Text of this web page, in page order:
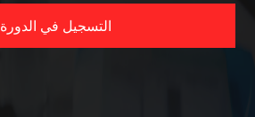
التسجيل في الدورة